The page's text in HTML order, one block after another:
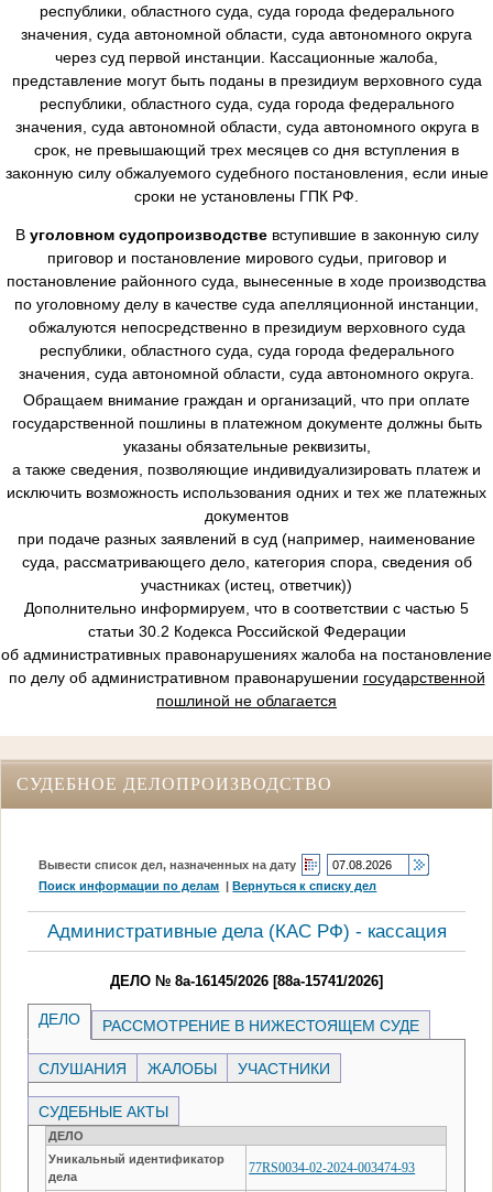
республики, областного суда, суда города федерального
значения, суда автономной области, суда автономного округа
через суд первой инстанции. Кассационные жалоба,
представление могут быть поданы в президиум верховного суда
республики, областного суда, суда города федерального
значения, суда автономной области, суда автономного округа в
срок, не превышающий трех месяцев со дня вступления в
законную силу обжалуемого судебного постановления, если иные
сроки не установлены ГПК РФ.
В уголовном судопроизводствевступившие в законную силу
приговор и постановление мирового судьи, приговор и
постановление районного суда, вынесенные в ходе производства
по уголовному делу в качестве суда апелляционной инстанции,
обжалуются непосредственно в президиум верховного суда
республики, областного суда, суда города федерального
значения, суда автономной области, суда автономного округа.
Обращаем внимание граждан и организаций, что при оплате
государственной пошлины в платежном документе должны быть
указаны обязательные реквизиты,
а также сведения, позволяющие индивидуализировать платеж и
исключить возможность использования одних и тех же платежных
документов
при подаче разных заявлений в суд (например, наименование
суда, рассматривающего дело, категория спора, сведения об
участниках (истец, ответчик))
Дополнительно информируем, что в соответствии с частью 5
статьи 30.2 Кодекса Российской Федерации
об административных правонарушениях жалоба на постановление
по делу об административном правонарушении государственной
пошлиной не облагается
СУДЕБНОЕ ДЕЛОПРОИЗВОДСТВО
Вывести список дел, назначенных на дату
Поиск информации по делам |Вернуться к списку дел
Административные дела (КАC РФ) - кассация
ДЕЛО № 8а-16145/2026 [88а-15741/2026]
ДЕЛО РАССМОТРЕНИЕ В НИЖЕСТОЯЩЕМ СУДЕ
СЛУШАНИЯ ЖАЛОБЫ УЧАСТНИКИ
СУДЕБНЫЕ АКТЫ
ДЕЛО
Уникальный идентификатор
дела
77RS0034-02-2024-003474-93